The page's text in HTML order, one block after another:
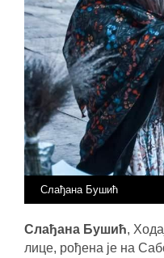
Слађана Бушић
Слађана Бушић,
лице, рођена је на